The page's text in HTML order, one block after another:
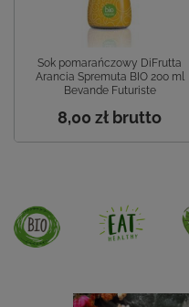
Sok pomarańczowy DiFrutta
Arancia Spremuta BIO 200 ml
Bevande Futuriste
8,00 zł brutto